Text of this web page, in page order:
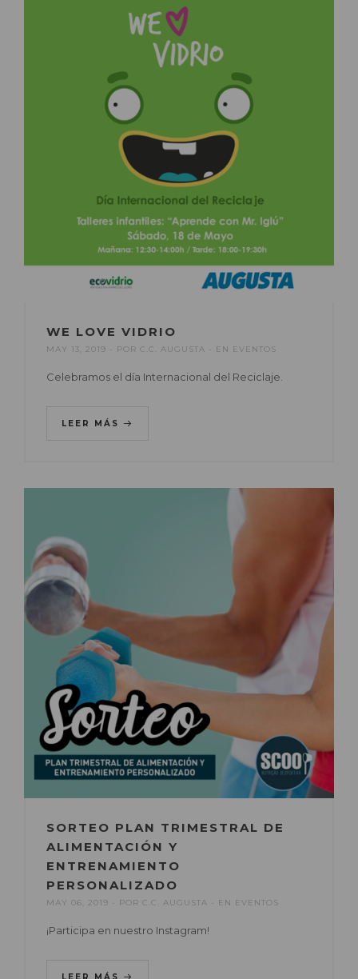
WE LOVE VIDRIO
MAY 13, 2019 POR C.C. AUGUSTA EN EVENTOS
Celebramos el día Internacional del Reciclaje.
LEER MÁS
SORTEO PLAN TRIMESTRAL DE
ALIMENTACIÓN Y
ENTRENAMIENTO
PERSONALIZADO
MAY 06, 2019 POR C.C. AUGUSTA EN EVENTOS
¡Participa en nuestro Instagram!